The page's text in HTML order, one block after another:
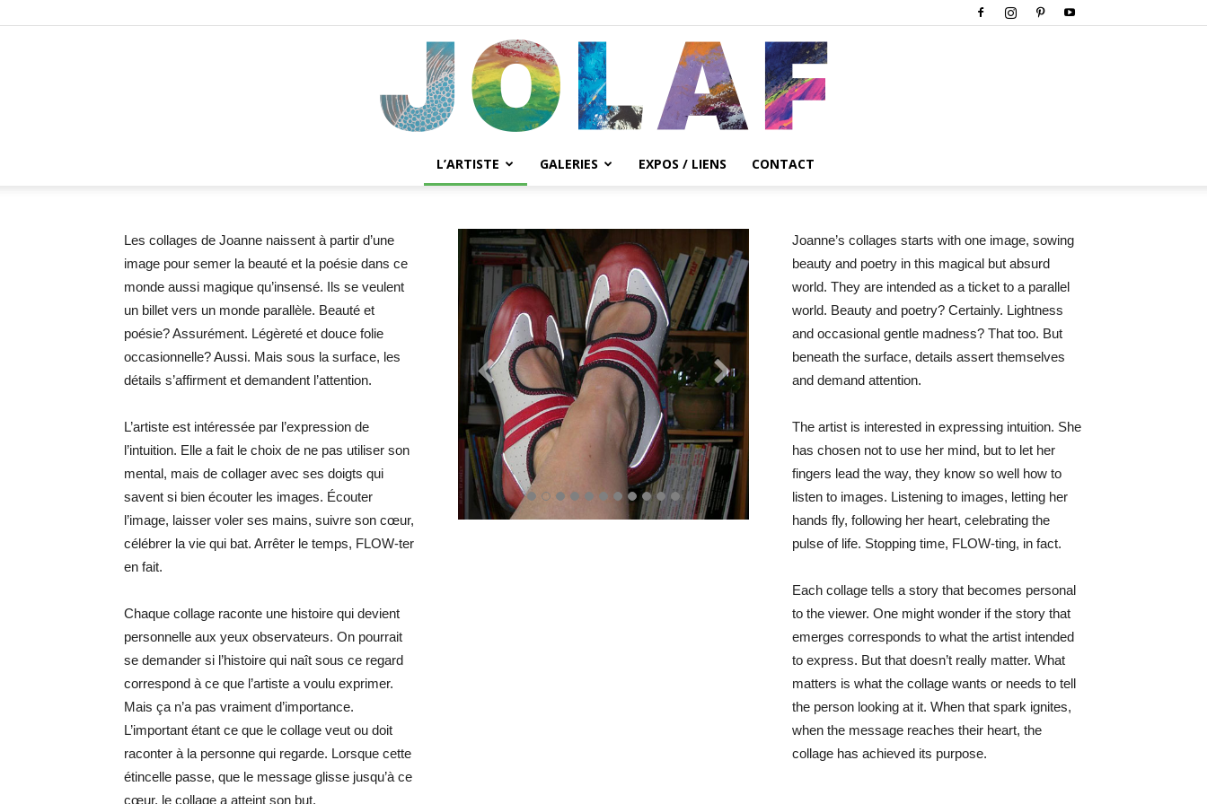
Lafrance
Jolaf
L’ARTISTE GALERIES EXPOS / LIENS CONTACT
Les collages de Joanne naissent à partir d’une
image pour semer la beauté et la poésie dans ce
monde aussi magique qu’insensé. Ils se veulent
un billet vers un monde parallèle. Beauté et
poésie? Assurément. Légèreté et douce folie
occasionnelle? Aussi. Mais sous la surface, les
détails s’affirment et demandent l’attention.
L’artiste est intéressée par l’expression de
l’intuition. Elle a fait le choix de ne pas utiliser son
mental, mais de collager avec ses doigts qui
savent si bien écouter les images. Écouter
l’image, laisser voler ses mains, suivre son cœur,
célébrer la vie qui bat. Arrêter le temps, FLOW-ter
en fait.
Chaque collage raconte une histoire qui devient
personnelle aux yeux observateurs. On pourrait
se demander si l’histoire qui naît sous ce regard
correspond à ce que l’artiste a voulu exprimer.
Mais ça n’a pas vraiment d’importance.
L’important étant ce que le collage veut ou doit
raconter à la personne qui regarde. Lorsque cette
étincelle passe, que le message glisse jusqu’à ce
cœur, le collage a atteint son but.
Joanne’s collages starts with one image, sowing
beauty and poetry in this magical but absurd
world. They are intended as a ticket to a parallel
world. Beauty and poetry? Certainly. Lightness
and occasional gentle madness? That too. But
beneath the surface, details assert themselves
and demand attention.
The artist is interested in expressing intuition. She
has chosen not to use her mind, but to let her
fingers lead the way, they know so well how to
listen to images. Listening to images, letting her
hands fly, following her heart, celebrating the
pulse of life. Stopping time, FLOW-ting, in fact.
Each collage tells a story that becomes personal
to the viewer. One might wonder if the story that
emerges corresponds to what the artist intended
to express. But that doesn’t really matter. What
matters is what the collage wants or needs to tell
the person looking at it. When that spark ignites,
when the message reaches their heart, the
collage has achieved its purpose.